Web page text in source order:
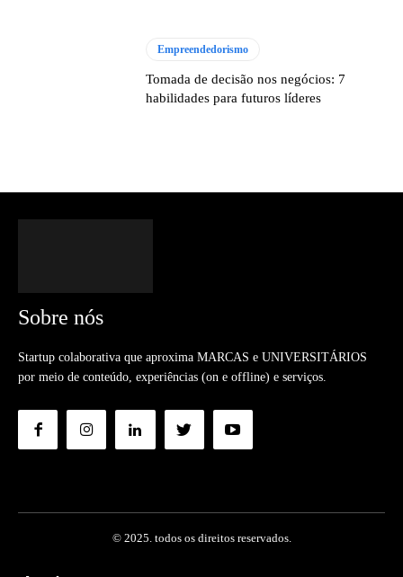
Empreendedorismo
Tomada de decisão nos negócios: 7
habilidades para futuros líderes
Sobre nós
Startup colaborativa que aproxima MARCAS e UNIVERSITÁRIOS
por meio de conteúdo, experiências (on e offline) e serviços.
© 2025. todos os direitos reservados.